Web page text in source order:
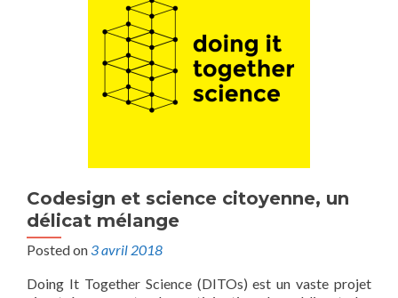
Codesign et science citoyenne, un
délicat mélange
Posted on 3 avril 2018
Doing It Together Science (DITOs) est un vaste projet